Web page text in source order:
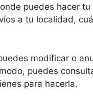
puedes hacer
a tu localidad,
modificar o
puedes
para hacerla.